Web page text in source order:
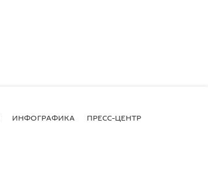
ИНФОГРАФИКА ПРЕСС-ЦЕНТР